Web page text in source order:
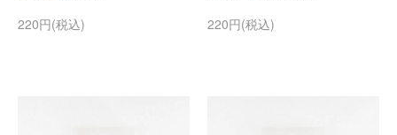
220円(税込)
220円(税込)